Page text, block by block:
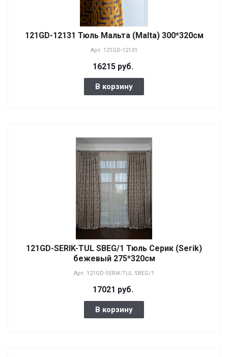
121GD-12131 Тюль Мальта (Malta) 300*320см
Арт. 121GD-12131
16215 руб.
В корзину
121GD-SERIK-TUL SBEG/1 Тюль Серик (Serik)
бежевый 275*320см
Арт. 121GD-SERIK-TUL SBEG/1
17021 руб.
В корзину